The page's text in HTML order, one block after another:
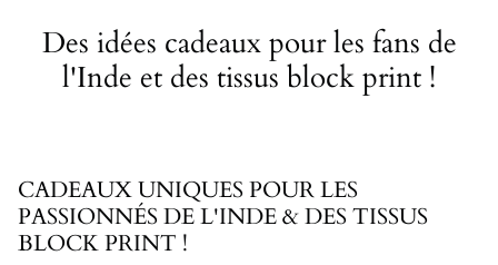
Des idées cadeaux pour les fans de
l'Inde et des tissus block print !
CADEAUX UNIQUES POUR LES
PASSIONNÉS DE L'INDE & DES TISSUS
BLOCK PRINT !